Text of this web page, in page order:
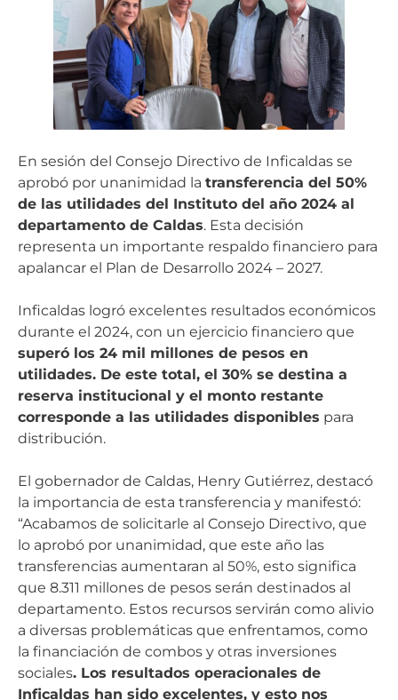
En sesión del Consejo Directivo de Inficaldas se
aprobó por unanimidad la transferencia del 50%
de las utilidades del Instituto del año 2024 al
departamento de Caldas. Esta decisión
representa un importante respaldo financiero para
apalancar el Plan de Desarrollo 2024 – 2027.
Inficaldas logró excelentes resultados económicos
durante el 2024, con un ejercicio financiero que
superó los 24 mil millones de pesos en
utilidades. De este total, el 30% se destina a
reserva institucional y el monto restante
corresponde a las utilidades disponibles para
distribución.
El gobernador de Caldas, Henry Gutiérrez, destacó
la importancia de esta transferencia y manifestó:
“Acabamos de solicitarle al Consejo Directivo, que
lo aprobó por unanimidad, que este año las
transferencias aumentaran al 50%, esto significa
que 8.311 millones de pesos serán destinados al
departamento. Estos recursos servirán como alivio
a diversas problemáticas que enfrentamos, como
la financiación de combos y otras inversiones
sociales. Los resultados operacionales de
Inficaldas han sido excelentes, y esto nos